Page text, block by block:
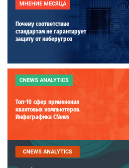
МНЕНИЕ МЕСЯЦА
Почему соответствие
стандартам не гарантирует
защиту от киберугроз
CNEWS ANALYTICS
Топ-10 сфер применения
квантовых компьютеров.
Инфографика CNews
CNEWS ANALYTICS